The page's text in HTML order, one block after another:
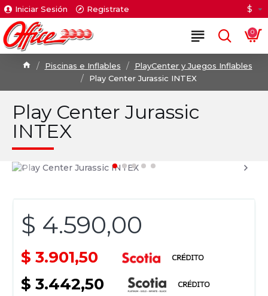
Iniciar Sesión Registrate $
0
Piscinas e Inflables
PlayCenter y Juegos Inflables
Play Center Jurassic INTEX
Play Center Jurassic
INTEX
$ 4.590,00
$ 3.901,50
$ 3.442,50